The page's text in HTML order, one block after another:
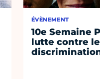
ÉVÈNEMENT
10e Semaine
lutte contre